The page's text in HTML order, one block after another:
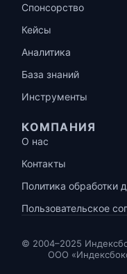
Спонсорство
Кейсы
Аналитика
База знаний
Инструменты
КОМПАНИЯ
О нас
Контакты
Политика обработки
Пользовательское
© 2004–2025
ООО